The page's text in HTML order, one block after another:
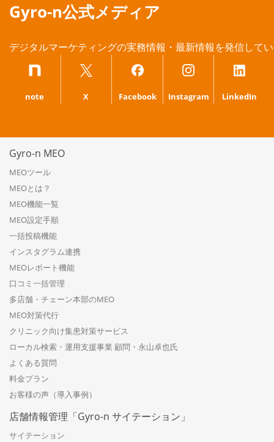
Gyro-n公式メディア
デジタルマーケティングの実務情報・最新情報を発信して
note X Facebook Instagram LinkedIn
Gyro-n MEO
MEOツール
MEOとは？
MEO機能一覧
MEO設定手順
一括投稿機能
インスタグラム連携
MEOレポート機能
口コミ一括管理
多店舗・チェーン本部のMEO
MEO対策代行
クリニック向け集患対策サービス
ローカル検索・運用支援事業 顧問・永山卓也氏
よくある質問
料金プラン
お客様の声（導入事例）
店舗情報管理「Gyro-n サイテーション」
サイテーション